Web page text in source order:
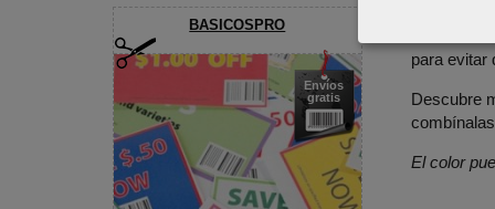
BASICOSPRO
Envíos
gratis
Plancha
para evitar
Descubre
El color